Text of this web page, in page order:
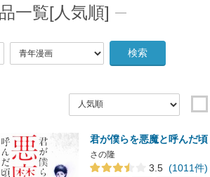
一覧[人気順]
検索
君が僕らを悪魔と呼んだ頃
さの隆
3.5 (1011件)